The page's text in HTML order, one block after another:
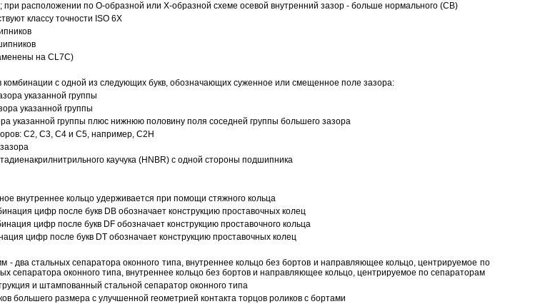
расположении по О-образной или Х-образной схеме осевой внутренний зазор - больше нормального (CB)
классу точности ISO 6X
на CL7C)
комбинации с одной из следующих букв, обозначающих суженное или смещенное поле зазора:
указанной группы
указанной группы
указанной группы плюс нижнюю половину поля соседней группы большего зазора
С2, C3, С4 и С5, например, С2Н
каучука (HNBR) с одной стороны подшипника
внутреннее кольцо удерживается при помощи стяжного кольца
цифр после букв DB обозначает конструкцию проставочных колец
цифр после букв DF обозначает конструкцию проставочного кольца
цифр после букв DT обозначает конструкцию проставочных колец
два стальных сепаратора оконного типа, внутреннее кольцо без бортов и направляющее кольцо, центрируемое по
сепаратора оконного типа, внутреннее кольцо без бортов и направляющее кольцо, центрируемое по сепараторам
и штампованный стальной сепаратор оконного типа
большего размера с улучшенной геометрией контакта торцов роликов с бортами